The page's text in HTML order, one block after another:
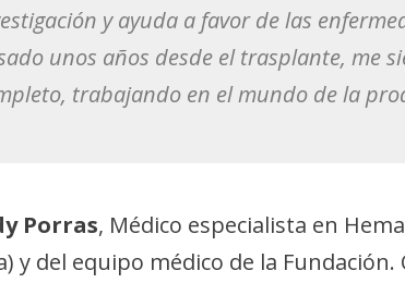
y ayuda a favor de las
unos años desde el trasplante, me
trabajando en el mundo de la
Porras, Médico especialista en
y del equipo médico de la